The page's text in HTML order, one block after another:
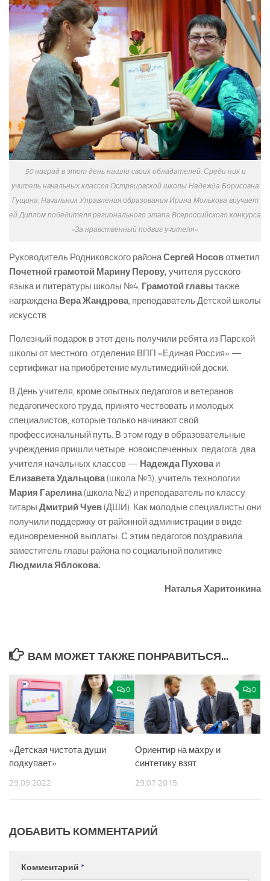
50 наград в этот день нашли своих обладателей. Среди них и
учитель начальных классов Острецовской школы Надежда Борисовна
Гущина. Начальник Управления образования Ирина Молькова вручает
ей Диплом победителя регионального этапа Всероссийского конкурса
«За нравственный подвиг учителя».
Руководитель Родниковского районаСергей Носовотметил
Почетной грамотой Марину Перову, учителя русского
языка и литературы школы №4, Грамотой главы также
награжденаВера Жандрова, преподаватель Детской школы
искусств.
Полезный подарок в этот день получили ребята из Парской
школы от местного отделения ВПП «Единая Россия» —
сертификат на приобретение мультимедийной доски.
В День учителя, кроме опытных педагогов и ветеранов
педагогического труда, принято чествовать и молодых
специалистов, которые только начинают свой
профессиональный путь. В этом году в образовательные
учреждения пришли четыре новоиспеченных педагога: два
учителя начальных классов — Надежда Пуховаи
Елизавета Удальцова(школа №3), учитель технологии
Мария Гарелина(школа №2) и преподаватель по классу
гитары Дмитрий Чуев(ДШИ). Как молодые специалисты они
получили поддержку от районной администрации в виде
единовременной выплаты. С этим педагогов поздравила
заместитель главы района по социальной политике
Людмила Яблокова.
Наталья Харитонкина
ВАМ МОЖЕТ ТАКЖЕ ПОНРАВИТЬСЯ...
0
«Детская чистота души
подкупает»
29.09.2022
0
Ориентир на махру и
синтетику взят
29.07.2015
ДОБАВИТЬ КОММЕНТАРИЙ
Комментарий *